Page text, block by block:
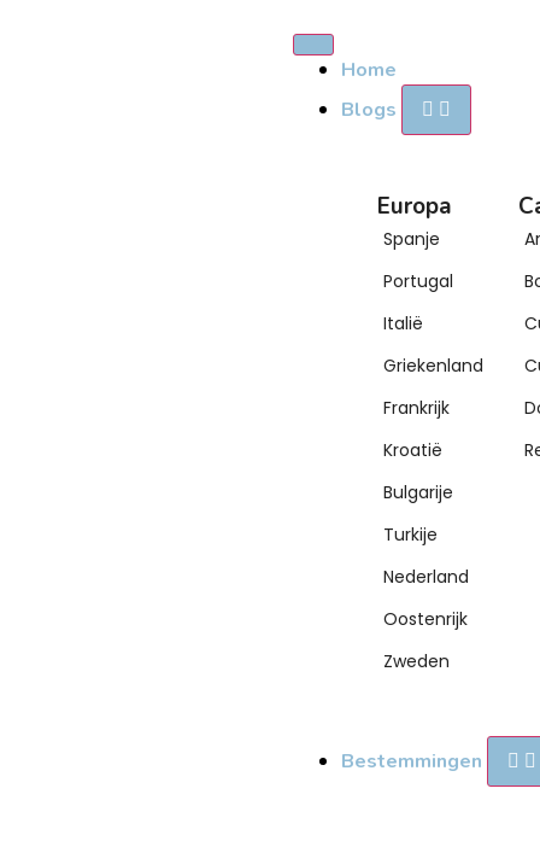
Home
Blogs
Europa
Spanje
Portugal
Italië
Griekenland
Frankrijk
Kroatië
Bulgarije
Turkije
Nederland
Oostenrijk
Zweden
Bestemmingen